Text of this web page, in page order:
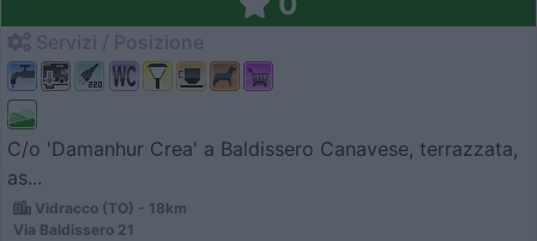
C/o 'Damanhur Crea' a Baldissero Canavese, terrazzata,
as...
Vidracco (TO) - 18km
Via Baldissero 21